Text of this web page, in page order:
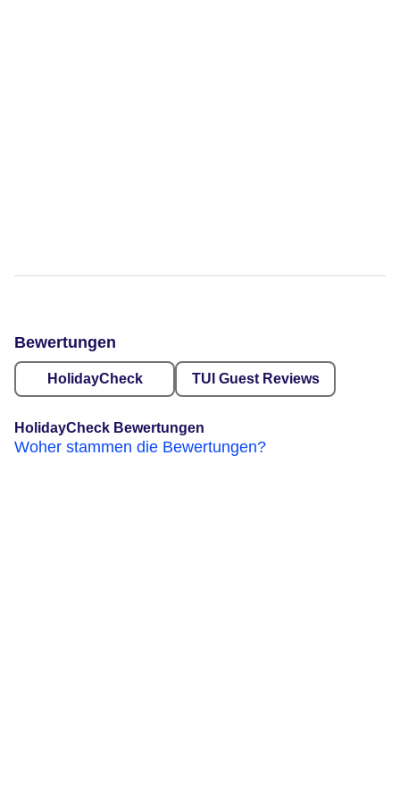
Bewertungen
HolidayCheck TUI Guest Reviews
HolidayCheck Bewertungen
Woher stammen die Bewertungen?